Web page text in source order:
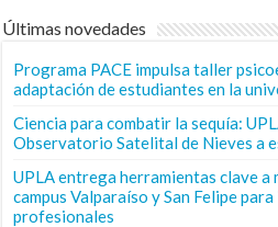
Últimas novedades
Programa PACE impulsa taller
adaptación de estudiantes en la
Ciencia para combatir la sequía:
Observatorio Satelital de Nieves a
UPLA entrega herramientas clave a
campus Valparaíso y San Felipe
profesionales